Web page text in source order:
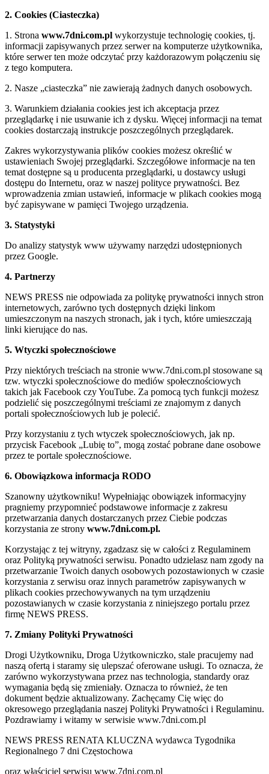
2. Cookies (Ciasteczka)
1. Strona www.7dni.com.pl wykorzystuje technologię cookies, tj.
informacji zapisywanych przez serwer na komputerze użytkownika,
które serwer ten może odczytać przy każdorazowym połączeniu się
z tego komputera.
2. Nasze „ciasteczka” nie zawierają żadnych danych osobowych.
3. Warunkiem działania cookies jest ich akceptacja przez
przeglądarkę i nie usuwanie ich z dysku. Więcej informacji na temat
cookies dostarczają instrukcje poszczególnych przeglądarek.
Zakres wykorzystywania plików cookies możesz określić w
ustawieniach Swojej przeglądarki. Szczegółowe informacje na ten
temat dostępne są u producenta przeglądarki, u dostawcy usługi
dostępu do Internetu, oraz w naszej polityce prywatności. Bez
wprowadzenia zmian ustawień, informacje w plikach cookies mogą
być zapisywane w pamięci Twojego urządzenia.
3. Statystyki
Do analizy statystyk www używamy narzędzi udostępnionych
przez Google.
4. Partnerzy
NEWS PRESS nie odpowiada za politykę prywatności innych stron
internetowych, zarówno tych dostępnych dzięki linkom
umieszczonym na naszych stronach, jak i tych, które umieszczają
linki kierujące do nas.
5. Wtyczki społecznościowe
Przy niektórych treściach na stronie www.7dni.com.pl stosowane są
tzw. wtyczki społecznościowe do mediów społecznościowych
takich jak Facebook czy YouTube. Za pomocą tych funkcji możesz
podzielić się poszczególnymi treściami ze znajomym z danych
portali społecznościowych lub je polecić.
Przy korzystaniu z tych wtyczek społecznościowych, jak np.
przycisk Facebook „Lubię to”, mogą zostać pobrane dane osobowe
przez te portale społecznościowe.
6. Obowiązkowa informacja RODO
Szanowny użytkowniku! Wypełniając obowiązek informacyjny
pragniemy przypomnieć podstawowe informacje z zakresu
przetwarzania danych dostarczanych przez Ciebie podczas
korzystania ze strony www.7dni.com.pl.
Korzystając z tej witryny, zgadzasz się w całości z Regulaminem
oraz Polityką prywatności serwisu. Ponadto udzielasz nam zgody na
przetwarzanie Twoich danych osobowych pozostawionych w czasie
korzystania z serwisu oraz innych parametrów zapisywanych w
plikach cookies przechowywanych na tym urządzeniu
pozostawianych w czasie korzystania z niniejszego portalu przez
firmę NEWS PRESS.
7. Zmiany Polityki Prywatności
Drogi Użytkowniku, Droga Użytkowniczko, stale pracujemy nad
naszą ofertą i staramy się ulepszać oferowane usługi. To oznacza, że
zarówno wykorzystywana przez nas technologia, standardy oraz
wymagania będą się zmieniały. Oznacza to również, że ten
dokument będzie aktualizowany. Zachęcamy Cię więc do
okresowego przeglądania naszej Polityki Prywatności i Regulaminu.
Pozdrawiamy i witamy w serwisie www.7dni.com.pl
NEWS PRESS RENATA KLUCZNA wydawca Tygodnika
Regionalnego 7 dni Częstochowa
oraz właściciel serwisu www.7dni.com.pl